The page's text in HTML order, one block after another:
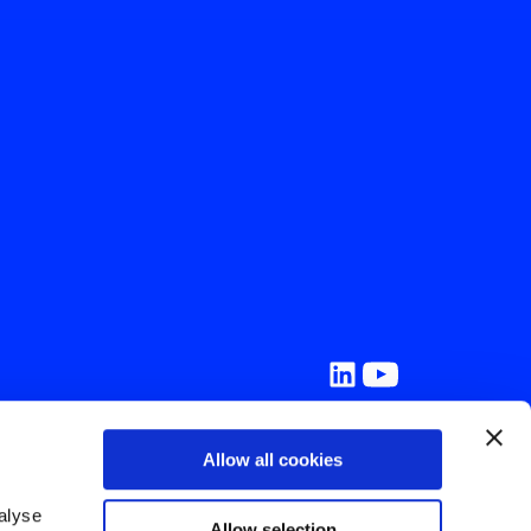
Allow all cookies